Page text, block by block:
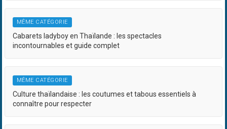
MÊME CATÉGORIE
Cabarets ladyboy en Thaïlande : les spectacles
incontournables et guide complet
MÊME CATÉGORIE
Culture thaïlandaise : les coutumes et tabous essentiels à
connaître pour respecter